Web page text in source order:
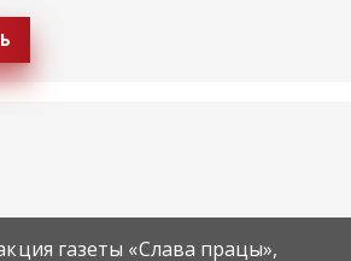
газеты «Слава працы»,